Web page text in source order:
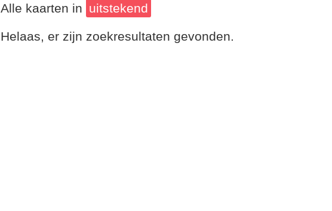
Alle kaarten in uitstekend
Helaas, er zijn zoekresultaten gevonden.